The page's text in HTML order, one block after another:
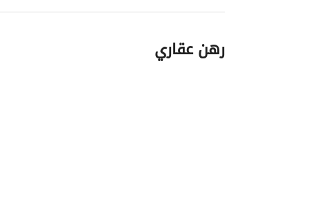
رهن عقاري